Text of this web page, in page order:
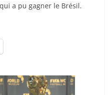
a pu gagner le Brésil.